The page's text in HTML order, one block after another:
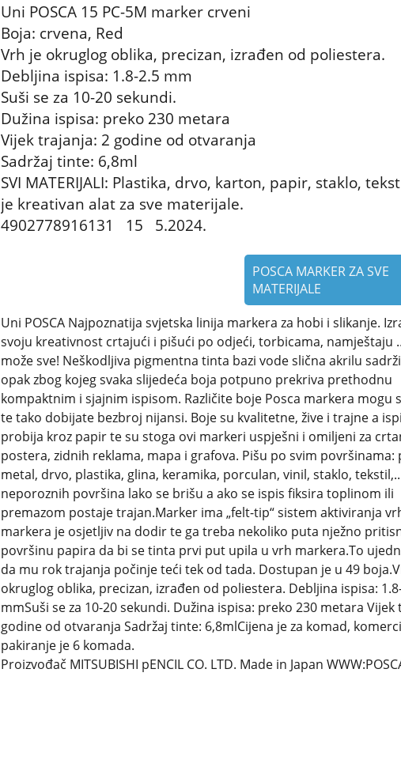
Uni POSCA 15 PC-5M marker crveni
Boja: crvena, Red
Vrh je okruglog oblika, precizan, izrađen od poliestera.
Debljina ispisa: 1.8-2.5 mm
Suši se za 10-20 sekundi.
Dužina ispisa: preko 230 metara
Vijek trajanja: 2 godine od otvaranja
Sadržaj tinte: 6,8ml
SVI MATERIJALI: Plastika, drvo, karton, papir, staklo,
je kreativan alat za sve materijale.
4902778916131 15 5.2024.
POSCA MARKER ZA SVE
MATERIJALE
Uni POSCA Najpoznatija svjetska linija markera za hobi i slikanje.
svoju kreativnost crtajući i pišući po odjeći, torbicama, namještaju
može sve! Neškodljiva pigmentna tinta bazi vode slična akrilu
opak zbog kojeg svaka slijedeća boja potpuno prekriva prethodnu
kompaktnim i sjajnim ispisom. Različite boje Posca markera mogu
te tako dobijate bezbroj nijansi. Boje su kvalitetne, žive i trajne a
probija kroz papir te su stoga ovi markeri uspješni i omiljeni za
postera, zidnih reklama, mapa i grafova. Pišu po svim površinama:
metal, drvo, plastika, glina, keramika, porculan, vinil, staklo,
neporoznih površina lako se brišu a ako se ispis fiksira toplinom ili
premazom postaje trajan.Marker ima „felt-tip“ sistem aktiviranja
markera je osjetljiv na dodir te ga treba nekoliko puta nježno
površinu papira da bi se tinta prvi put upila u vrh markera.To
da mu rok trajanja počinje teći tek od tada. Dostupan je u 49
okruglog oblika, precizan, izrađen od poliestera. Debljina ispisa:
mmSuši se za 10-20 sekundi. Dužina ispisa: preko 230 metara Vijek
godine od otvaranja Sadržaj tinte: 6,8mlCijena je za komad,
pakiranje je 6 komada.
Proizvođač MITSUBISHI pENCIL CO. LTD. Made in Japan